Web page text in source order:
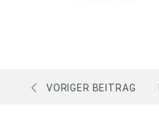
VORIGER BEITRAG